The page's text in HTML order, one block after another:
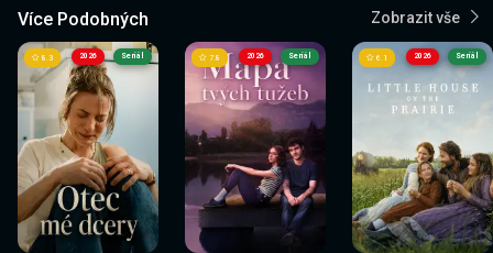
Více Podobných Zobrazit vše
2026
8.3 Seriál 2026
7.8 Seriál 2026
6.1 Seriál